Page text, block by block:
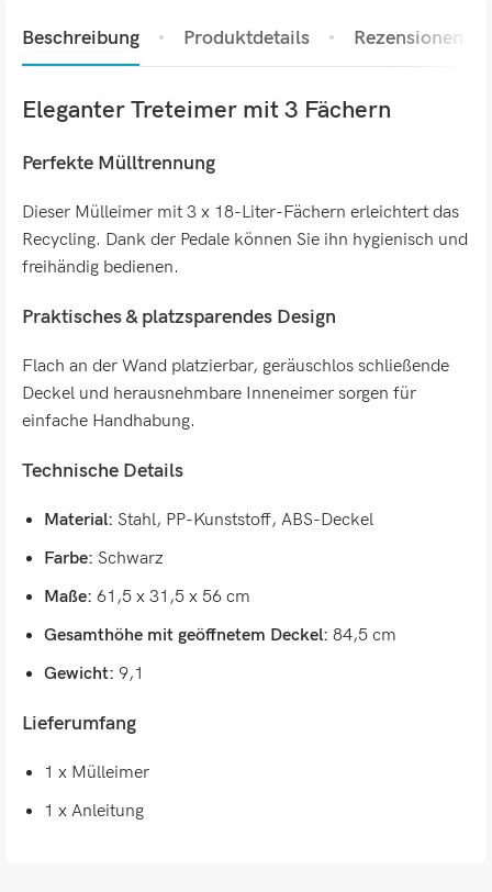
Beschreibung Produktdetails Rezensionen (0)
Eleganter Treteimer mit 3 Fächern
Perfekte Mülltrennung
Dieser Mülleimer mit 3 x 18-Liter-Fächern erleichtert das
Recycling. Dank der Pedale können Sie ihn hygienisch und
freihändig bedienen.
Praktisches & platzsparendes Design
Flach an der Wand platzierbar, geräuschlos schließende
Deckel und herausnehmbare Inneneimer sorgen für
einfache Handhabung.
Technische Details
Material: Stahl, PP-Kunststoff, ABS-Deckel
Farbe: Schwarz
Maße: 61,5 x 31,5 x 56 cm
Gesamthöhe mit geöffnetem Deckel: 84,5 cm
Gewicht: 9,1
Lieferumfang
1 x Mülleimer
1 x Anleitung